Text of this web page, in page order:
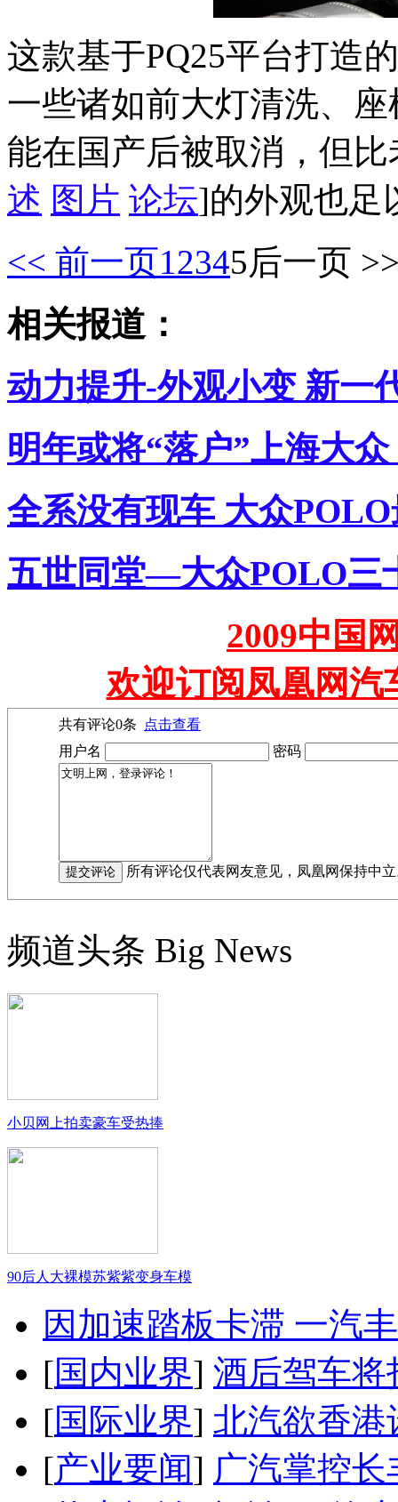
这款基于PQ25平台打造
一些诸如前大灯清洗、
能在国产后被取消，但
述 图片 论坛]的外观也足
<< 前一页12345后一页
相关报道：
动力提升-外观小变 新一
明年或将“落户”上海大
全系没有现车 大众
五世同堂—大众POLO三
2009中国
欢迎订阅凤凰网汽
共有评论0条
点击查看
用户名
密码
所有评论仅代表网友意见，凤凰网保持中
频道头条 Big News
小贝网上拍卖豪车受热捧
90后人大裸模苏紫紫变身车模
因加速踏板卡滞 一汽
[国内业界] 酒后驾车将
[国际业界] 北汽欲香港
[产业要闻] 广汽掌控